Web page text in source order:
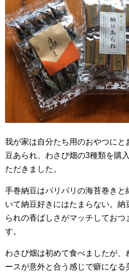
我が家は自分たち用のおやつにと
豆あられ、わさび畑の3種類を購
ただきました。
手巻納豆はパリパリの海苔巻きと
いて納豆好きにはたまらない。納
られの香ばしさがマッチしてお
す。
わさび畑は初めて食べましたが
ースが意外と合う感じで癖になる